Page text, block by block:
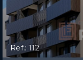
Ref.: 112